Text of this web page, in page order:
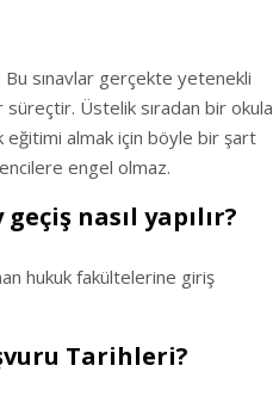
Bu sınavlar gerçekte yetenekli
Üstelik sıradan bir okula
eğitimi almak için böyle bir şart
engel olmaz.
nasıl yapılır?
hukuk fakültelerine giriş
Tarihleri?